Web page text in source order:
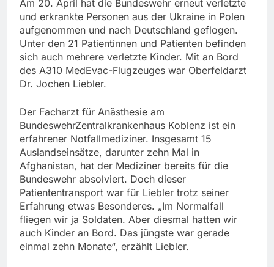
Am 20. April hat die Bundeswehr erneut verletzte
und erkrankte Personen aus der Ukraine in Polen
aufgenommen und nach Deutschland geflogen.
Unter den 21 Patientinnen und Patienten befinden
sich auch mehrere verletzte Kinder. Mit an Bord
des A310 MedEvac-Flugzeuges war Oberfeldarzt
Dr. Jochen Liebler.
Der Facharzt für Anästhesie am
BundeswehrZentralkrankenhaus Koblenz ist ein
erfahrener Notfallmediziner. Insgesamt 15
Auslandseinsätze, darunter zehn Mal in
Afghanistan, hat der Mediziner bereits für die
Bundeswehr absolviert. Doch dieser
Patiententransport war für Liebler trotz seiner
Erfahrung etwas Besonderes. „Im Normalfall
fliegen wir ja Soldaten. Aber diesmal hatten wir
auch Kinder an Bord. Das jüngste war gerade
einmal zehn Monate“, erzählt Liebler.